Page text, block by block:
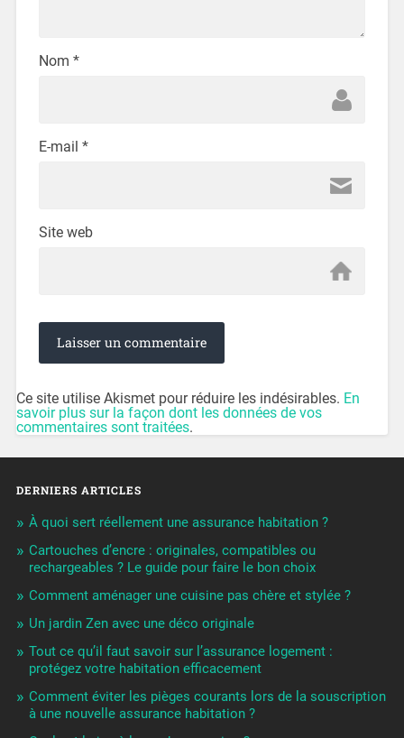
Nom *
E-mail *
Site web
Ce site utilise Akismet pour réduire les indésirables. En
savoir plus sur la façon dont les données de vos
commentaires sont traitées.
DERNIERS ARTICLES
À quoi sert réellement une assurance habitation ?
Cartouches d’encre : originales, compatibles ou
rechargeables ? Le guide pour faire le bon choix
Comment aménager une cuisine pas chère et stylée ?
Un jardin Zen avec une déco originale
Tout ce qu’il faut savoir sur l’assurance logement :
protégez votre habitation efficacement
Comment éviter les pièges courants lors de la souscription
à une nouvelle assurance habitation ?